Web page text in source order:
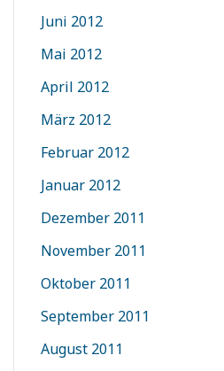
Juni 2012
Mai 2012
April 2012
März 2012
Februar 2012
Januar 2012
Dezember 2011
November 2011
Oktober 2011
September 2011
August 2011